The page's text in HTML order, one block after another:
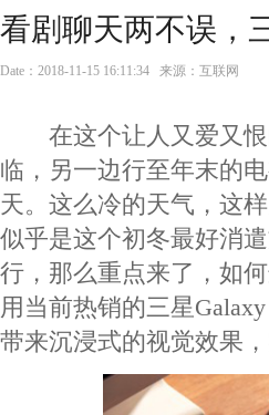
看剧聊天两不误，
Date：2018-11-15 16:11:34 来源：互联网
在这个让人又爱又恨
临，另一边行至年末的
天。这么冷的天气，这
似乎是这个初冬最好消
行，那么重点来了，如
用当前热销的三星
带来沉浸式的视觉效果